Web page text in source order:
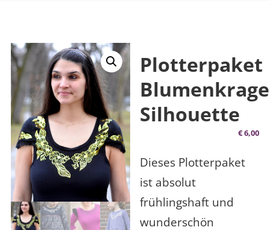
Plotterpaket
Silhouette
€6,00
Dieses Plotterpaket
ist absolut
frühlingshaft und
wunderschön